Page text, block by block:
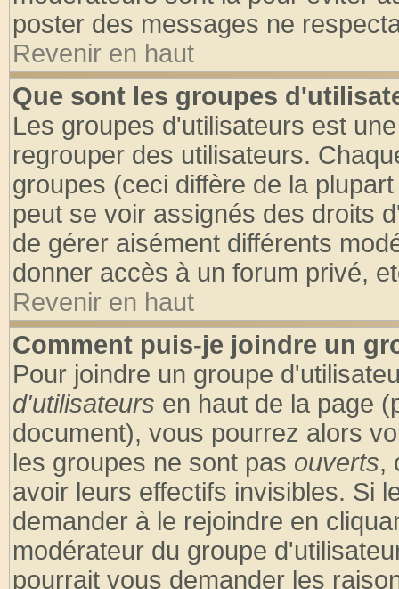
poster des messages ne
Revenir en haut
Que sont les groupes
Les groupes d'utilisateurs est
regrouper des utilisateurs.
groupes (ceci diffère de la
peut se voir assignés des droits
de gérer aisément différents
donner accès à un forum privé,
Revenir en haut
Comment puis-je joindre un
Pour joindre un groupe
d'utilisateurs en haut de la page
document), vous pourrez alors
les groupes ne sont pas ouverts,
avoir leurs effectifs invisibles. Si
demander à le rejoindre en
modérateur du groupe
pourrait vous demander les